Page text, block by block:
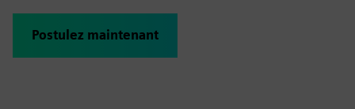
Postulez maintenant